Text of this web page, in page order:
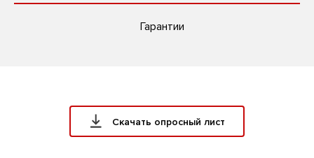
Гарантии
Скачать опросный лист